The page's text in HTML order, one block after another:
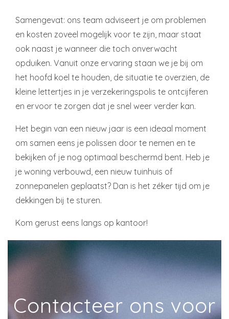
Samengevat: ons team adviseert je om problemen
en kosten zoveel mogelijk voor te zijn, maar staat
ook naast je wanneer die toch onverwacht
opduiken. Vanuit onze ervaring staan we je bij om
het hoofd koel te houden, de situatie te overzien, de
kleine lettertjes in je verzekeringspolis te ontcijferen
en ervoor te zorgen dat je snel weer verder kan.
Het begin van een nieuw jaar is een ideaal moment
om samen eens je polissen door te nemen en te
bekijken of je nog optimaal beschermd bent. Heb je
je woning verbouwd, een nieuw tuinhuis of
zonnepanelen geplaatst? Dan is het zéker tijd om je
dekkingen bij te sturen.
Kom gerust eens langs op kantoor!
Contacteer ons voor